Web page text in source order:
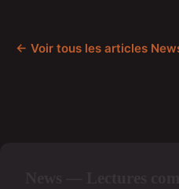
← Voir tous les articles